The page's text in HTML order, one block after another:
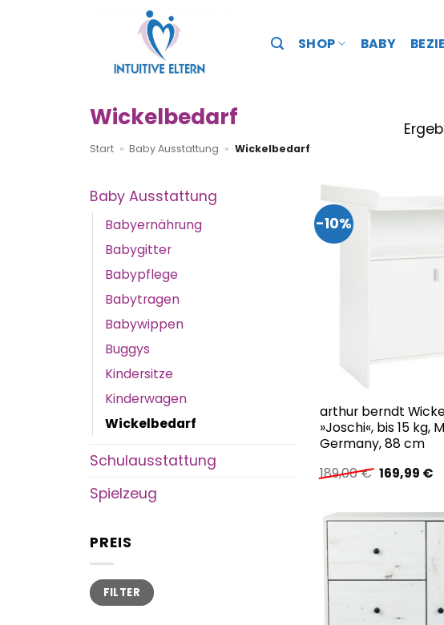
SHOP BABY
Wickelbedarf
Start » Baby Ausstattung » Wickelbedarf
Baby Ausstattung
Babyernährung
Babygitter
Babypflege
Babytragen
Babywippen
Buggys
Kindersitze
Kinderwagen
Wickelbedarf
Schulausstattung
Spielzeug
PREIS
Min.
Preis
Max.
PreisFILTER
-10%
arthur berndt
»Joschi«, bis 15 kg,
Germany, 88 cm
189,00€
Preis
189,00 €
169,99 €